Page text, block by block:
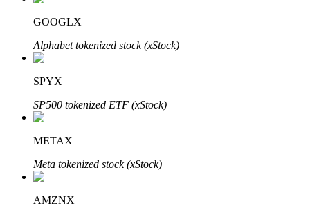
Otomatik Yatırım
Uzun vadeli kâr ve esnek çıkarlar elde edin
GOOGLX
Alphabet tokenized stock (xStock)
SPYX
SP500 tokenized ETF (xStock)
METAX
Meta tokenized stock (xStock)
AMZNX